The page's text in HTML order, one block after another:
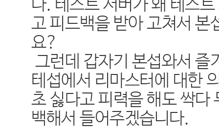
다. 테스트 서버가 왜 테스
고 피드백을 받아 고쳐서 본
요?
그런데 갑자기 본섭와서
테섭에서 리마스터에 대한
초 싫다고 피력을 해도 싹다
백해서 들어주겠습니다.